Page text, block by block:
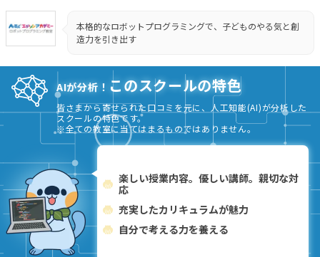
本格的なロボットプログラミングで、子どものやる気と創
造力を引き出す
AIが分析！ このスクールの特色
皆さまから寄せられた口コミを元に、人工知能(AI)が分析した
スクールの特色です。
※全ての教室に当てはまるものではありません。
楽しい授業内容。優しい講師。親切な対
応
充実したカリキュラムが魅力
自分で考える力を養える